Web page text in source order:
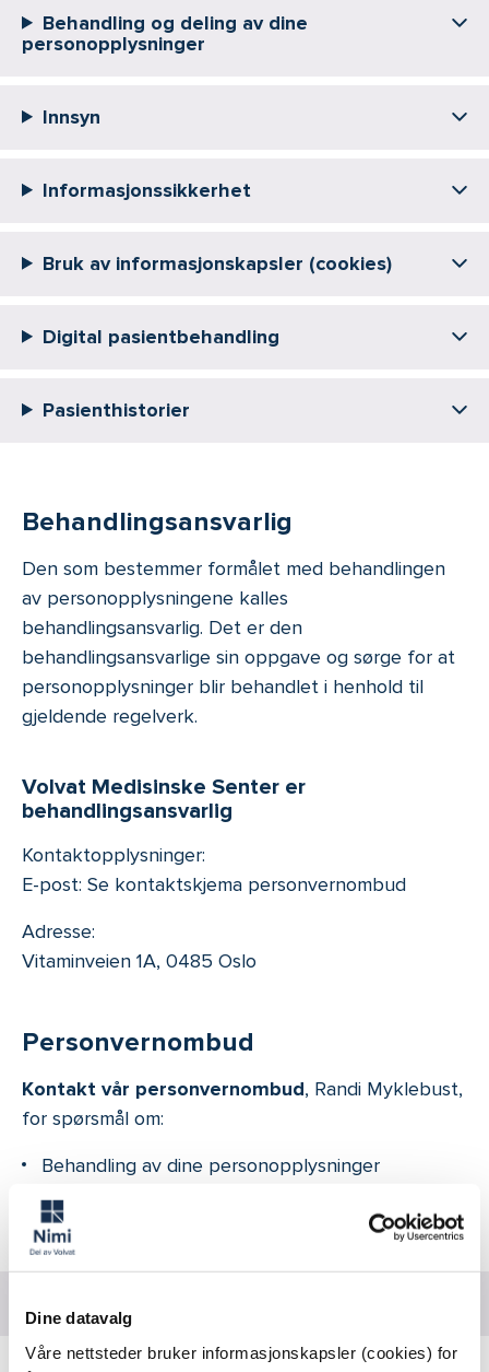
Dine datavalg
Våre nettsteder bruker informasjonskapsler (cookies) for
Behandling og deling av dine
personopplysninger
Innsyn
Informasjonssikkerhet
Bruk av informasjonskapsler (cookies)
Digital pasientbehandling
Pasienthistorier
Behandlingsansvarlig
Den som bestemmer formålet med behandlingen
av personopplysningene kalles
behandlingsansvarlig. Det er den
behandlingsansvarlige sin oppgave og sørge for at
personopplysninger blir behandlet i henhold til
gjeldende regelverk.
Volvat Medisinske Senter er
behandlingsansvarlig
Kontaktopplysninger:
E-post: Se kontaktskjema personvernombud
Adresse:
Vitaminveien 1A, 0485 Oslo
Personvernombud
Kontakt vår personvernombud, Randi Myklebust,
for spørsmål om:
Behandling av dine personopplysninger
Innsyn
Personvern i Volvat